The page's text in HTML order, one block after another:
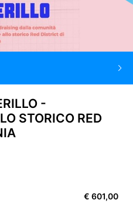
-
STORICO RED
€ 601,00